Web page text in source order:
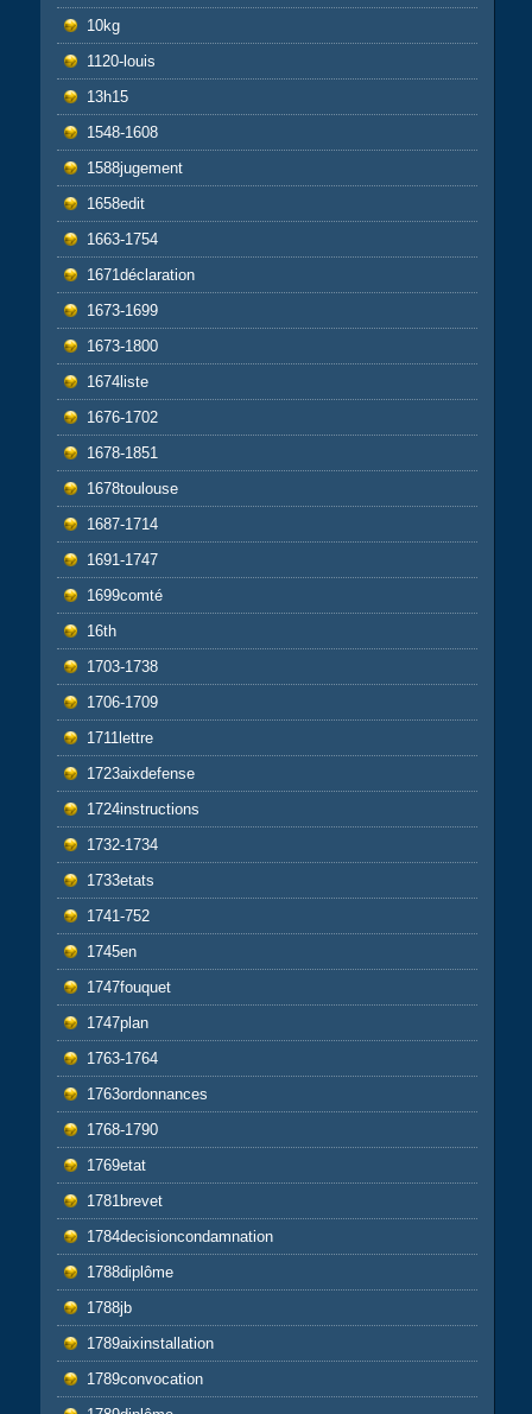
10kg
1120-louis
13h15
1548-1608
1588jugement
1658edit
1663-1754
1671déclaration
1673-1699
1673-1800
1674liste
1676-1702
1678-1851
1678toulouse
1687-1714
1691-1747
1699comté
16th
1703-1738
1706-1709
1711lettre
1723aixdefense
1724instructions
1732-1734
1733etats
1741-752
1745en
1747fouquet
1747plan
1763-1764
1763ordonnances
1768-1790
1769etat
1781brevet
1784decisioncondamnation
1788diplôme
1788jb
1789aixinstallation
1789convocation